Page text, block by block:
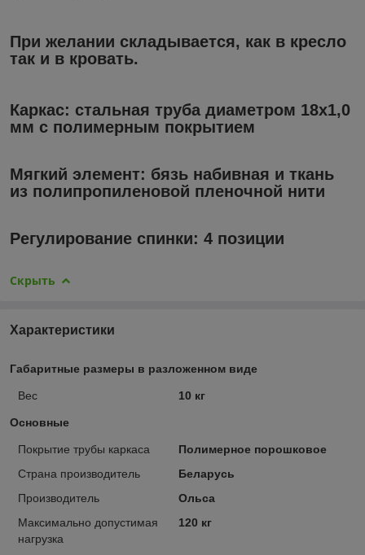
При желании складывается, как в кресло
так и в кровать.
Каркас: стальная труба диаметром 18х1,0
мм с полимерным покрытием
Мягкий элемент: бязь набивная и ткань
из полипропиленовой пленочной нити
Регулирование спинки: 4 позиции
Скрыть
Характеристики
Габаритные размеры в разложенном виде
Вес 10 кг
Основные
Покрытие трубы каркаса
Полимерное порошковое
Страна производитель
Беларусь
Производитель
Ольса
Максимально допустимая
нагрузка
120 кг